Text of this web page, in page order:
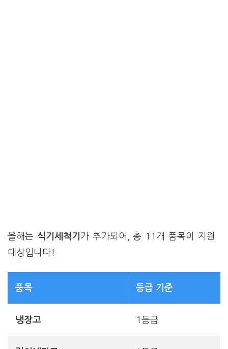
올해는 식기세척기 가 추가되어, 총 11개 품목이 지원
대상입니다!
품목 등급 기준
냉장고 1등급